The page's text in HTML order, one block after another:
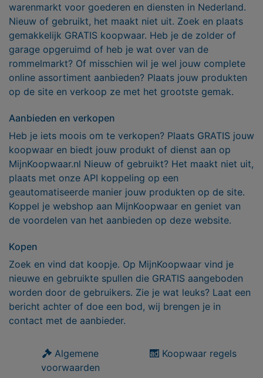
warenmarkt voor goederen en diensten in Nederland.
Nieuw of gebruikt, het maakt niet uit. Zoek en plaats
gemakkelijk GRATIS koopwaar. Heb je de zolder of
garage opgeruimd of heb je wat over van de
rommelmarkt? Of misschien wil je wel jouw complete
online assortiment aanbieden? Plaats jouw produkten
op de site en verkoop ze met het grootste gemak.
Aanbieden en verkopen
Heb je iets moois om te verkopen? Plaats GRATIS jouw
koopwaar en biedt jouw produkt of dienst aan op
MijnKoopwaar.nl Nieuw of gebruikt? Het maakt niet uit,
plaats met onze API koppeling op een
geautomatiseerde manier jouw produkten op de site.
Koppel je webshop aan MijnKoopwaar en geniet van
de voordelen van het aanbieden op deze website.
Kopen
Zoek en vind dat koopje. Op MijnKoopwaar vind je
nieuwe en gebruikte spullen die GRATIS aangeboden
worden door de gebruikers. Zie je wat leuks? Laat een
bericht achter of doe een bod, wij brengen je in
contact met de aanbieder.
Algemene
voorwaarden
Koopwaar regels